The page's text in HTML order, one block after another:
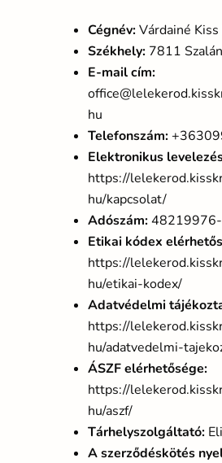
Cégnév:Várdainé Kiss
Székhely:7811
E-mail cím:
hu
Telefonszám:
Elektronikus
https://
hu/kapcsolat/
Adószám:
Etikai kódex
https://
hu/etikai-kodex/
Adatvédelmi
https://
hu/adatvedelmi-
ÁSZF elérhetősége:
https://
hu/aszf/
Tárhelyszolgáltató:
A szerződéskötés